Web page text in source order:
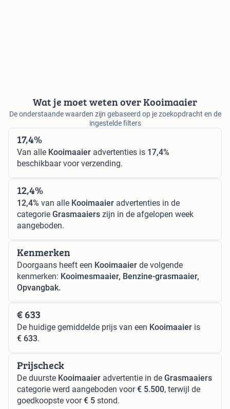
Wat je moet weten over Kooimaaier
De onderstaande waarden zijn gebaseerd op je zoekopdracht en de
ingestelde filters
17,4%
Van alle Kooimaaier advertenties is 17,4%
beschikbaar voor verzending.
12,4%
12,4% van alle Kooimaaier advertenties in de
categorie Grasmaaiers zijn in de afgelopen week
aangeboden.
Kenmerken
Doorgaans heeft een Kooimaaier de volgende
kenmerken: Kooimesmaaier, Benzine-grasmaaier,
Opvangbak.
€ 633
De huidige gemiddelde prijs van een Kooimaaier is
€ 633.
Prijscheck
De duurste Kooimaaier advertentie in de Grasmaaiers
categorie werd aangeboden voor€ 5.500, terwijl de
goedkoopste voor€ 5 stond.